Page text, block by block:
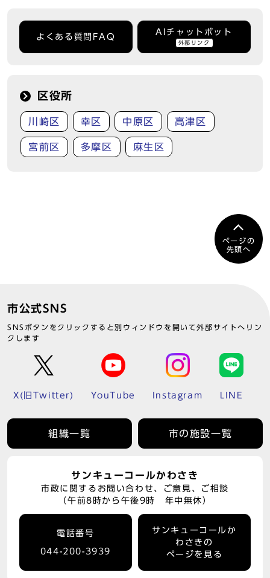
よくある質問FAQ
AIチャットボット
外部リンク
区役所
川崎区 幸区 中原区 高津区
宮前区 多摩区 麻生区
ページの
先頭へ
市公式SNS
SNSボタンをクリックすると別ウィンドウを開いて外部サイトへリン
クします
X(旧Twitter) YouTube Instagram LINE
組織一覧 市の施設一覧
サンキューコールかわさき
市政に関するお問い合わせ、ご意見、ご相談
（午前8時から午後9時 年中無休）
電話番号
044-200-3939
サンキューコールか
わさきの
ページを見る